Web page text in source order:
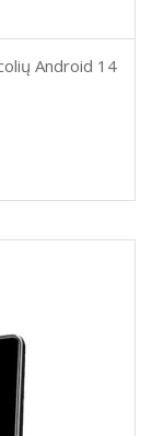
Android 14